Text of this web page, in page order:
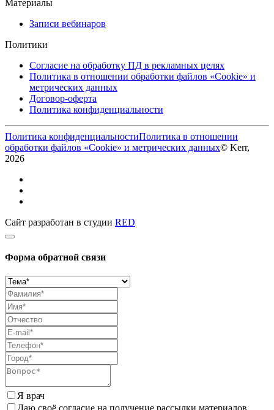
Материалы
Записи вебинаров
Политики
Согласие на обработку ПД в рекламных целях
Политика в отношении обработки файлов «Cookie» и
метрических данных
Договор-оферта
Политика конфиденциальности
Политика конфиденциальностиПолитика в отношении
обработки файлов «Cookie» и метрических данных© Kerr,
2026
Сайт разработан в студии RED
Форма обратной связи
Я врач